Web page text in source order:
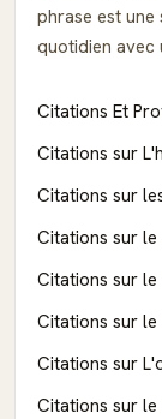
phrase est une
quotidien avec
Citations Et
Citations sur
Citations sur
Citations sur
Citations sur
Citations sur
Citations sur
Citations sur le